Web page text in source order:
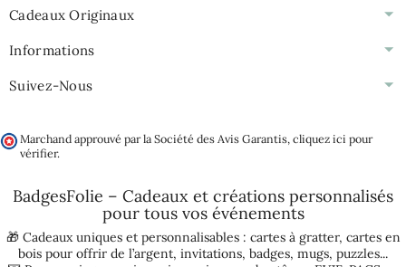
Cadeaux Originaux
Informations
Suivez-Nous
Marchand approuvé par la Société des Avis Garantis,cliquez ici pour
vérifier.
BadgesFolie – Cadeaux et créations personnalisés
pour tous vos événements
🎁 Cadeaux uniques et personnalisables : cartes à gratter, cartes en
bois pour offrir de l’argent, invitations, badges, mugs, puzzles...